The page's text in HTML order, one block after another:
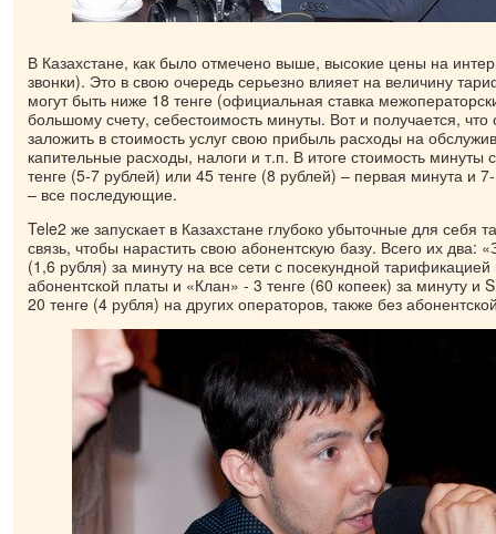
В Казахстане, как было отмечено выше, высокие цены на
звонки). Это в свою очередь серьезно влияет на величину
могут быть ниже 18 тенге (официальная ставка
большому счету, себестоимость минуты. Вот и получается,
заложить в стоимость услуг свою прибыль расходы на
капительные расходы, налоги и т.п. В итоге стоимость минуты
тенге (5-7 рублей) или 45 тенге (8 рублей) – первая минута и
– все последующие.
Tele2 же запускает в Казахстане глубоко убыточные для себя
связь, чтобы нарастить свою абонентскую базу. Всего их два:
(1,6 рубля) за минуту на все сети с посекундной тарификацией
абонентской платы и «Клан» - 3 тенге (60 копеек) за минуту и
20 тенге (4 рубля) на других операторов, также без